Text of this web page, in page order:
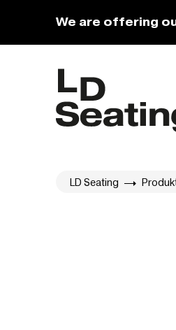
We are offering
LD Seating